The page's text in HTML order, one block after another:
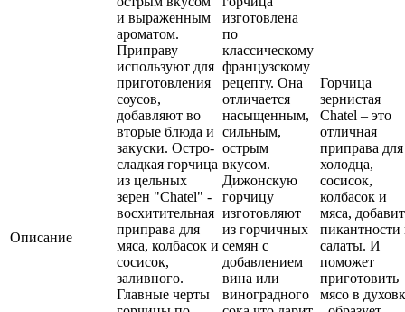
Описание
и выраженным
ароматом.
Приправу
используют для
приготовления
соусов,
добавляют во
вторые блюда и
закуски. Остро-
сладкая горчица
из цельных
зерен "Chatel" -
восхитительная
приправа для
мяса, колбасок и
сосисок,
заливного.
Главные черты
изготовлена
по
классическому
французскому
рецепту. Она
отличается
насыщенным,
сильным,
острым
вкусом.
Дижонскую
горчицу
изготовляют
из горчичных
семян с
добавлением
вина или
виноградного
Горчица
зернистая
Chatel – это
отличная
приправа для
холодца,
сосисок,
колбасок и
мяса, добавит
пикантности
салаты. И
поможет
приготовить
мясо в